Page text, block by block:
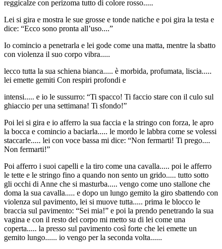
reggicalze con perizoma tutto di colore rosso.....
Lei si gira e mostra le sue grosse e tonde natiche e poi gira la testa e
dice: “Ecco sono pronta all’uso....”
Io comincio a penetrarla e lei gode come una matta, mentre la sbatto
con violenza il suo corpo vibra.....
lecco tutta la sua schiena bianca..... è morbida, profumata, liscia.....
lei emette gemiti Con respiri profondi e
intensi..... e io le sussurro: “Ti spacco! Ti faccio stare con il culo sul
ghiaccio per una settimana! Ti sfondo!”
Poi lei si gira e io afferro la sua faccia e la stringo con forza, le apro
la bocca e comincio a baciarla..... le mordo le labbra come se volessi
staccarle..... lei con voce bassa mi dice: “Non fermarti! Ti prego....
Non fermarti!”
Poi afferro i suoi capelli e la tiro come una cavalla..... poi le afferro
le tette e le stringo fino a quando non sento un grido..... tutto sotto
gli occhi di Anne che si masturba..... vengo come uno stallone che
doma la sua cavalla..... e dopo un lungo gemito la giro sbattendo con
violenza sul pavimento, lei si muove tutta..... prima le blocco le
braccia sul pavimento: “Sei mia!” e poi la prendo penetrando la sua
vagina e con il resto del corpo mi metto su di lei come una
coperta..... la presso sul pavimento così forte che lei emette un
gemito lungo...... io vengo per la seconda volta......